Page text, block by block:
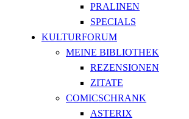
PRALINEN
SPECIALS
KULTURFORUM
MEINE BIBLIOTHEK
REZENSIONEN
ZITATE
COMICSCHRANK
ASTERIX